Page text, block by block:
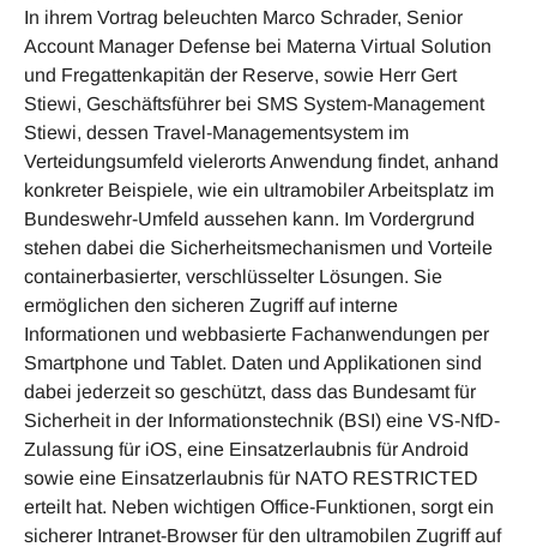
In ihrem Vortrag beleuchten Marco Schrader, Senior
Account Manager Defense bei Materna Virtual So­lution
und Fregattenkapitän der Reserve, sowie Herr Gert
Stiewi, Geschäftsführer bei SMS System-Ma­nagement
Stiewi, dessen Travel-Managementsystem im
Verteidungsumfeld vielerorts Anwendung findet, anhand
konkreter Beispiele, wie ein ultramobiler Arbeitsplatz im
Bundeswehr-Umfeld aussehen kann. Im Vordergrund
stehen dabei die Sicherheitsmechanismen und Vorteile
containerbasierter, verschlüsselter Lösungen. Sie
ermöglichen den sicheren Zugriff auf interne
Informationen und webbasierte Fachanwen­dungen per
Smartphone und Tablet. Daten und Applikationen sind
dabei jederzeit so geschützt, dass das Bundesamt für
Sicherheit in der Informationstechnik (BSI) eine VS-NfD-
Zulassung für iOS, eine Ein­satzerlaubnis für Android
sowie eine Einsatzerlaubnis für NATO RESTRICTED
erteilt hat. Neben wichtigen Office-Funktionen, sorgt ein
sicherer Intranet-Browser für den ultramobilen Zugriff auf